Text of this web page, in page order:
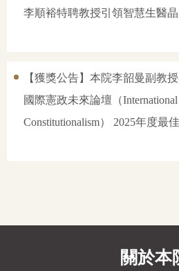
李順裕特聘教授引領智慧生醫
【獲獎公告】本院李韶曼副教
國際憲政未來論壇（International
Constitutionalism） 2025年度最
關於本